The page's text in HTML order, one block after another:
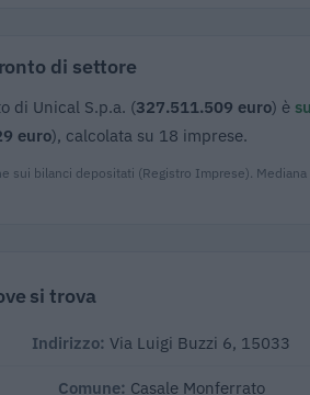
di settore
di Unical S.p.a. (327.511.509 euro) è
euro), calcolata su 18 imprese.
sui bilanci depositati (Registro Imprese). Mediana
si trova
Indirizzo: Via Luigi Buzzi 6, 15033
Comune: Casale Monferrato